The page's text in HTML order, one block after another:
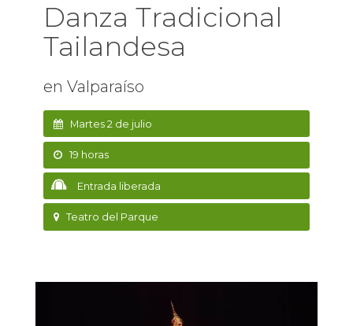
Danza Tradicional
Tailandesa
en Valparaíso
Martes 2 de julio
19 horas
Entrada liberada
Teatro del Parque